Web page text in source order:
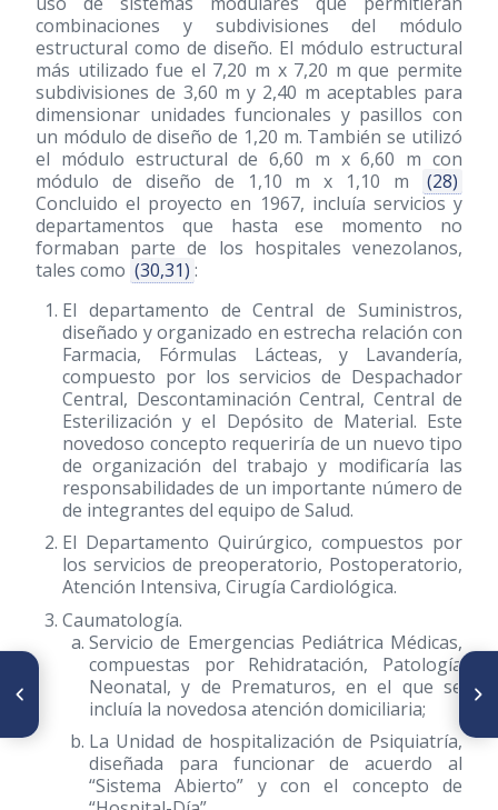
combinaciones y subdivisiones del módulo
estructural como de diseño. El módulo estructural
más utilizado fue el 7,20 m x 7,20 m que permite
subdivisiones de 3,60 m y 2,40 m aceptables para
dimensionar unidades funcionales y pasillos con
un módulo de diseño de 1,20 m. También se utilizó
el módulo estructural de 6,60 m x 6,60 m con
módulo de diseño de 1,10 m x 1,10 m
(28)
Concluido el proyecto en 1967, incluía servicios y
departamentos que hasta ese momento no
formaban parte de los hospitales venezolanos,
tales como (30,31) :
El departamento de Central de Suministros,
diseñado y organizado en estrecha relación con
Farmacia, Fórmulas Lácteas, y Lavandería,
compuesto por los servicios de Despachador
Central, Descontaminación Central, Central de
Esterilización y el Depósito de Material. Este
novedoso concepto requeriría de un nuevo tipo
de organización del trabajo y modificaría las
responsabilidades de un importante número de
de integrantes del equipo de Salud.
El Departamento Quirúrgico, compuestos por
los servicios de preoperatorio, Postoperatorio,
Atención Intensiva, Cirugía Cardiológica.
Caumatología.
Servicio de Emergencias Pediátrica Médicas,
compuestas por Rehidratación, Patología
Neonatal, y de Prematuros, en el que se
incluía la novedosa atención domiciliaria;
La Unidad de hospitalización de Psiquiatría,
diseñada para funcionar de acuerdo al
“Sistema Abierto” y con el concepto de
ARTÍCULO ANTERIOR
In Memoriam: Dr. Blas Bruni
Celli (1925-2013)
SIGUIENTE ARTÍCULO
Juicio Crítico al Trabajo de
Incorporación del Dr. Roger